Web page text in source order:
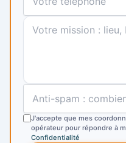
J'accepte que mes
opérateur pour répondre à
Confidentialité